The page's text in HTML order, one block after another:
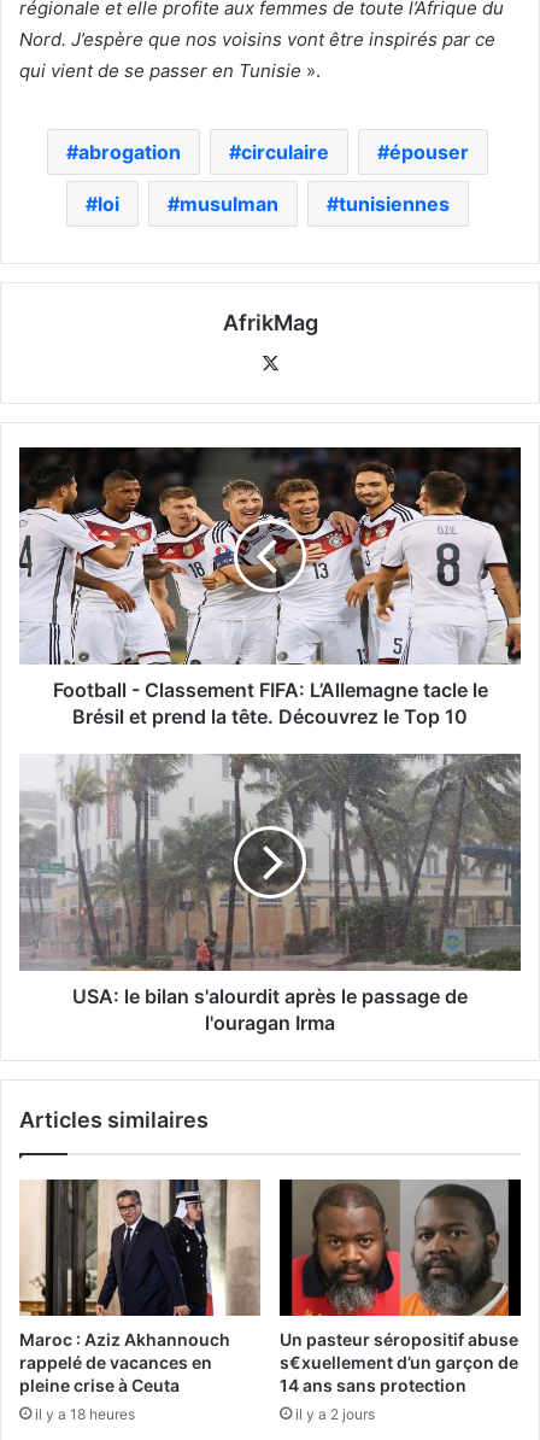
régionale et elle profite aux femmes de toute l’Afrique du
Nord. J’espère que nos voisins vont être inspirés par ce
qui vient de se passer en Tunisie ».
abrogation circulaire épouser
loi musulman tunisiennes
AfrikMag
Football - Classement FIFA: L’Allemagne tacle le
Brésil et prend la tête. Découvrez le Top 10
USA: le bilan s'alourdit après le passage de
l'ouragan Irma
Articles similaires
Maroc : Aziz Akhannouch
rappelé de vacances en
pleine crise à Ceuta
il y a 18 heures
Un pasteur séropositif abuse
s€xuellement d’un garçon de
14 ans sans protection
il y a 2 jours